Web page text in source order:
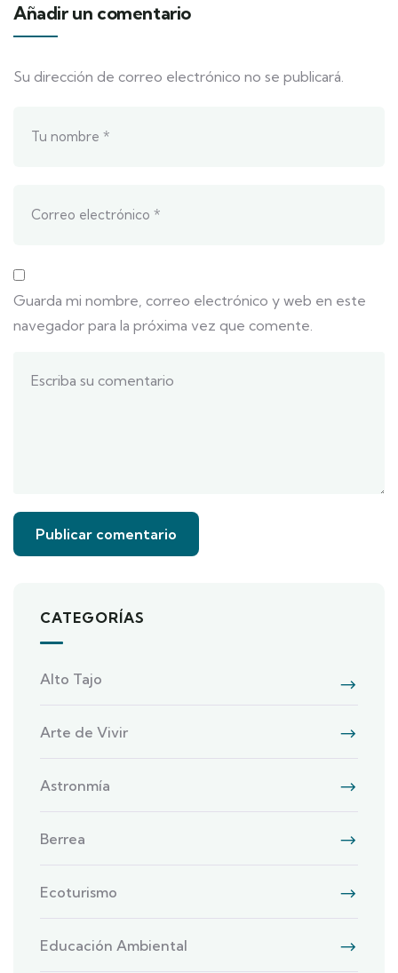
Añadir un comentario
Su dirección de correo electrónico no se publicará.
Guarda mi nombre, correo electrónico y web en este
navegador para la próxima vez que comente.
CATEGORÍAS
Alto Tajo
Arte de Vivir
Astronmía
Berrea
Ecoturismo
Educación Ambiental